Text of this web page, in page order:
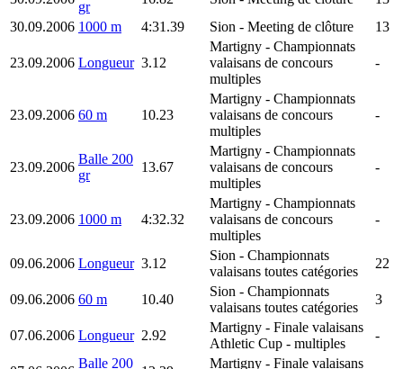
gr
30.09.2006 1000 m 4:31.39 Sion - Meeting de clôture 13
23.09.2006 Longueur 3.12
Martigny - Championnats
valaisans de concours
multiples
-
23.09.2006 60 m 10.23
Martigny - Championnats
valaisans de concours
multiples
-
23.09.2006
Balle 200
gr
13.67
Martigny - Championnats
valaisans de concours
multiples
-
23.09.2006 1000 m 4:32.32
Martigny - Championnats
valaisans de concours
multiples
-
09.06.2006 Longueur 3.12
Sion - Championnats
valaisans toutes catégories
22
09.06.2006 60 m 10.40
Sion - Championnats
valaisans toutes catégories
3
07.06.2006 Longueur 2.92
Martigny - Finale valaisans
Athletic Cup - multiples
-
Balle 200 Martigny - Finale valaisans